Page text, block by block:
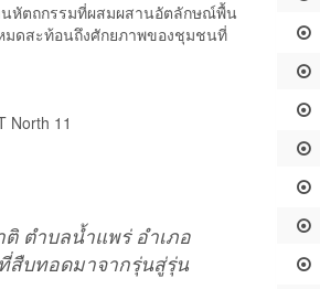
นหัตถกรรมที่ผสมผสานอัตลักษณ์พื้น
มดสะท้อนถึงศักยภาพของชุมชนที่
North 11
ตำบลน้ำแพร่ อำเภอ
สืบทอดมาจากรุ่นสู่รุ่น